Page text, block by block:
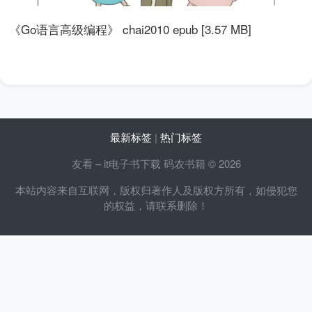
《Go语言高级编程》 chai2010 epub [3.57 MB]
最新标签 | 热门标签
友看 – it电子书下载 码农书籍 © 2026
本站内容来自互联网，版权归著作人及版权方所有，如侵犯您
的权益，请联系删除！